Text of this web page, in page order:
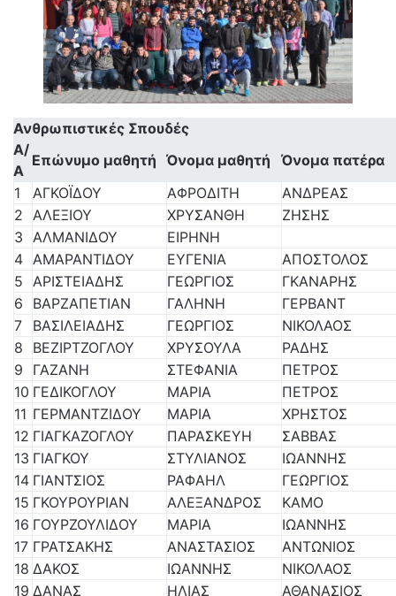
Ανθρωπιστικές Σπουδές
Α/
Α
Επώνυμο μαθητή Όνομα μαθητή
Όνομα πατέρα
1
ΑΓΚΟΪΔΟΥ ΑΦΡΟΔΙΤΗ
ΑΝΔΡΕΑΣ
2 ΑΛΕΞΙΟΥ ΧΡΥΣΑΝΘΗ
ΖΗΣΗΣ
3 ΑΛΜΑΝΙΔΟΥ
ΕΙΡΗΝΗ
4 ΑΜΑΡΑΝΤΙΔΟΥ ΕΥΓΕΝΙΑ
ΑΠΟΣΤΟΛΟΣ
5 ΑΡΙΣΤΕΙΑΔΗΣ ΓΕΩΡΓΙΟΣ
ΓΚΑΝΑΡΗΣ
6
ΒΑΡΖΑΠΕΤΙΑΝ ΓΑΛΗΝΗ
ΓΕΡΒΑΝΤ
7
ΒΑΣΙΛΕΙΑΔΗΣ ΓΕΩΡΓΙΟΣ
ΝΙΚΟΛΑΟΣ
8
ΒΕΖΙΡΤΖΟΓΛΟΥ ΧΡΥΣΟΥΛΑ
ΡΑΔΗΣ
9
ΓΑΖΑΝΗ ΣΤΕΦΑΝΙΑ
ΠΕΤΡΟΣ
10 ΓΕΔΙΚΟΓΛΟΥ ΜΑΡΙΑ
ΠΕΤΡΟΣ
11 ΓΕΡΜΑΝΤΖΙΔΟΥ ΜΑΡΙΑ
ΧΡΗΣΤΟΣ
12 ΓΙΑΓΚΑΖΟΓΛΟΥ ΠΑΡΑΣΚΕΥΗ
ΣΑΒΒΑΣ
13 ΓΙΑΓΚΟΥ ΣΤΥΛΙΑΝΟΣ
ΙΩΑΝΝΗΣ
14 ΓΙΑΝΤΣΙΟΣ ΡΑΦΑΗΛ
ΓΕΩΡΓΙΟΣ
15 ΓΚΟΥΡΟΥΡΙΑΝ ΑΛΕΞΑΝΔΡΟΣ
ΚΑΜΟ
16 ΓΟΥΡΖΟΥΛΙΔΟΥ ΜΑΡΙΑ
ΙΩΑΝΝΗΣ
17 ΓΡΑΤΣΑΚΗΣ ΑΝΑΣΤΑΣΙΟΣ
ΑΝΤΩΝΙΟΣ
18 ΔΑΚΟΣ ΙΩΑΝΝΗΣ
ΝΙΚΟΛΑΟΣ
19 ΔΑΝΑΣ ΗΛΙΑΣ
ΑΘΑΝΑΣΙΟΣ